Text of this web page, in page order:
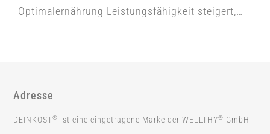
BUCHUNG
Optimalernährung Leistungsfähigkeit steigert,…
Adresse
DEINKOST® ist eine eingetragene Marke der WELLTHY® GmbH